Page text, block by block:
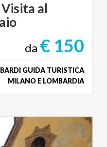
Visita al
da € 150
GUIDA TURISTICA
MILANO E LOMBARDIA